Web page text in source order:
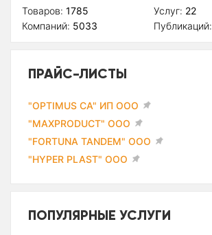
Товаров: 1785
Компаний: 5033
Услуг: 22
Публикаций:
ПРАЙС-ЛИСТЫ
"OPTIMUS CA" ИП ООО
"MAXPRODUCT" ООО
"FORTUNA TANDEM" ООО
"HYPER PLAST" ООО
ПОПУЛЯРНЫЕ УСЛУГИ